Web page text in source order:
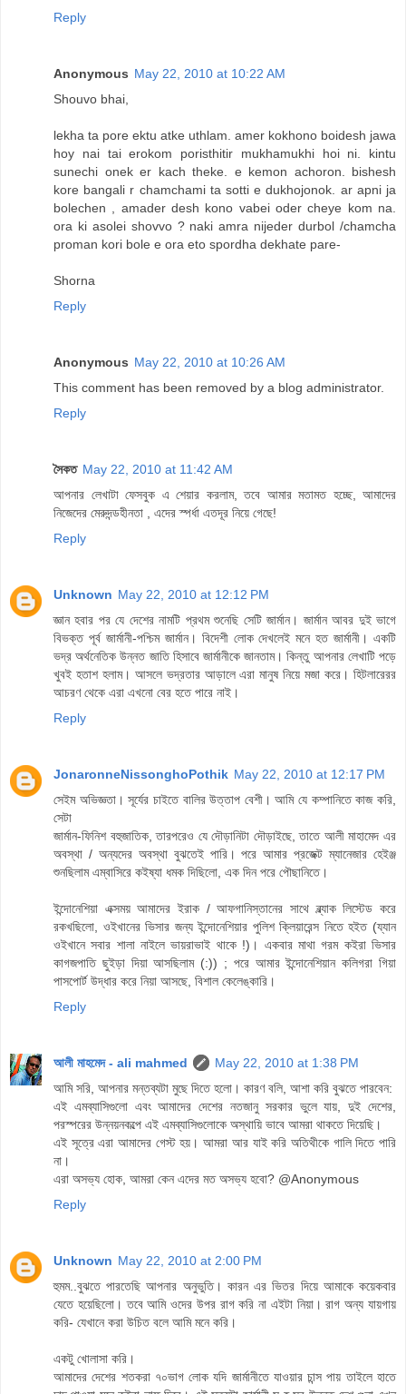
Reply
Anonymous May 22, 2010 at 10:22 AM
Shouvo bhai,
lekha ta pore ektu atke uthlam. amer kokhono boidesh jawa
hoy nai tai erokom poristhitir mukhamukhi hoi ni. kintu
sunechi onek er kach theke. e kemon achoron. bishesh
kore bangali r chamchami ta sotti e dukhojonok. ar apni ja
bolechen , amader desh kono vabei oder cheye kom na.
ora ki asolei shovvo ? naki amra nijeder durbol /chamcha
proman kori bole e ora eto spordha dekhate pare-
Shorna
Reply
Anonymous May 22, 2010 at 10:26 AM
This comment has been removed by a blog administrator.
Reply
সৈকত May 22, 2010 at 11:42 AM
আপনার লেখাটা ফেসবুক এ শেয়ার করলাম, তবে আমার মতামত হচ্ছে, আমাদের
নিজেদের মেরুদন্ডহীনতা , এদের স্পর্ধা এতদূর নিয়ে গেছে!
Reply
Unknown May 22, 2010 at 12:12 PM
জ্ঞান হবার পর যে দেশের নামটি প্রথম শুনেছি সেটি জার্মান। জার্মান আবর দুই ভাগে
বিভক্ত পূর্ব জার্মানী-পশ্চিম জার্মান। বিদেশী লোক দেখলেই মনে হত জার্মানী। একটি
ভদ্র অর্থনেতিক উন্নত জাতি হিসাবে জার্মানীকে জানতাম। কিন্তু আপনার লেখাটি পড়ে
খুবই হতাশ হলাম। আসলে ভদ্রতার আড়ালে এরা মানুষ নিয়ে মজা করে। হিটলারেরর
আচরণ থেকে এরা এখনো বের হতে পারে নাই।
Reply
JonaronneNissonghoPothik May 22, 2010 at 12:17 PM
সেইম অভিজ্ঞতা। সূর্যের চাইতে বালির উত্তাপ বেশী। আমি যে কম্পানিতে কাজ করি,
সেটা
জার্মান-ফিনিশ বহুজাতিক, তারপরেও যে দৌড়ানিটা দৌড়াইছে, তাতে আলী মাহামেদ এর
অবস্থা / অন্যদের অবস্থা বুঝতেই পারি। পরে আমার প্রজেক্ট ম্যানেজার হেইঞ্জ
শুনছিলাম এম্বাসিরে কইষ্যা ধমক দিছিলো, এক দিন পরে পৌছানিতে।
ইন্দোনেশিয়া এক্সময় আমাদের ইরাক / আফগানিস্তানের সাথে ব্ল্যাক লিস্টেড করে
রকখছিলো, ওইখানের ভিসার জন্য ইন্দোনেশিয়ার পুলিশ ক্লিয়ারেন্স নিতে হইত (য্যান
ওইখানে সবার শালা নাইলে ভায়রাভাই থাকে !)। একবার মাথা গরম কইরা ভিসার
কাগজপাতি ছুইড়া দিয়া আসছিলাম (:)) ; পরে আমার ইন্দোনেশিয়ান কলিগরা গিয়া
পাসপোর্ট উদ্ধার করে নিয়া আসছে, বিশাল কেলেঙ্কারি।
Reply
আলী মাহমেদ - ali mahmed
May 22, 2010 at 1:38 PM
আমি সরি, আপনার মন্তব্যটা মুছে দিতে হলো। কারণ বলি, আশা করি বুঝতে পারবেন:
এই এমব্যাসিগুলো এবং আমাদের দেশের নতজানু সরকার ভুলে যায়, দুই দেশের,
পরস্পরের উন্নয়নকল্পে এই এমব্যাসিগুলোকে অস্থায়ি ভাবে আমরা থাকতে দিয়েছি।
এই সূত্রে এরা আমাদের গেস্ট হয়। আমরা আর যাই করি অতিথীকে গালি দিতে পারি
না।
এরা অসভ্য হোক, আমরা কেন এদের মত অসভ্য হবো? @Anonymous
Reply
Unknown May 22, 2010 at 2:00 PM
হুমম..বুঝতে পারতেছি আপনার অনুভুতি। কারন এর ভিতর দিয়ে আমাকে কয়েকবার
যেতে হয়েছিলো। তবে আমি ওদের উপর রাগ করি না এইটা নিয়া। রাগ অন্য যায়গায়
করি- যেখানে করা উচিত বলে আমি মনে করি।
একটু খোলাসা করি।
আমাদের দেশের শতকরা ৭০ভাগ লোক যদি জার্মানীতে যাওয়ার চান্স পায় তাইলে হাতে